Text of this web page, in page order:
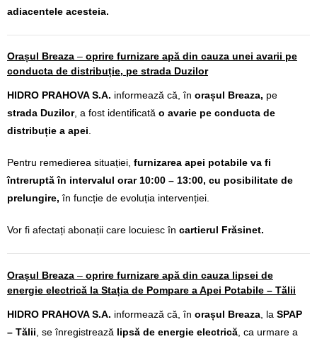
adiacentele acesteia.
Orașul Breaza – oprire furnizare apă din cauza unei avarii pe
conducta de distribuție, pe strada Duzilor
HIDRO PRAHOVA S.A. informează că, în orașul Breaza, pe
strada Duzilor, a fost identificată o avarie pe conducta de
distribuție a apei.
Pentru remedierea situației, furnizarea apei potabile va fi
întreruptă în intervalul orar 10:00 – 13:00, cu posibilitate de
prelungire,în funcție de evoluția intervenției.
Vor fi afectați abonații care locuiesc în cartierul Frăsinet.
Orașul Breaza – oprire furnizare apă din cauza lipsei de
energie electrică la Stația de Pompare a Apei Potabile – Tălii
HIDRO PRAHOVA S.A. informează că, în orașul Breaza , la SPAP
– Tălii , se înregistrează lipsă de energie electrică , ca urmare a